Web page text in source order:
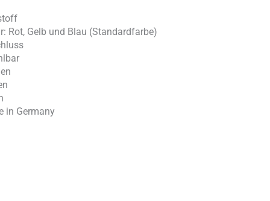
Rot, Gelb und Blau (Standardfarbe)
wählbar
in Germany